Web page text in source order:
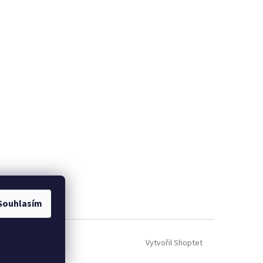
Vytvořil Shoptet